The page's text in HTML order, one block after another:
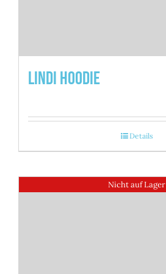
Lindi Hoodie
Details
Nicht auf Lager